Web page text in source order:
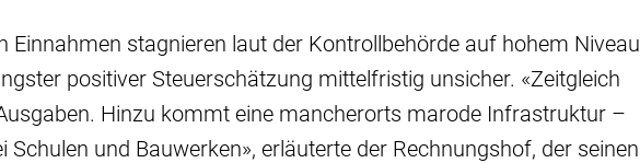
Einnahmen stagnieren laut der Kontrollbehörde auf hohem Niveau
positiver Steuerschätzung mittelfristig unsicher. «Zeitgleich
Hinzu kommt eine mancherorts marode Infrastruktur –
Schulen und Bauwerken», erläuterte der Rechnungshof, der seinen